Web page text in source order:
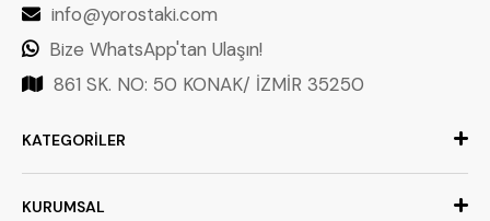
info@yorostaki.com
Bize WhatsApp'tan Ulaşın!
861 SK. NO: 50 KONAK/ İZMİR 35250
KATEGORİLER
KURUMSAL